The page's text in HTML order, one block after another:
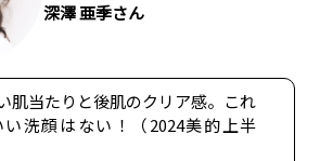
深澤 亜季さん
肌当たりと後肌のクリア感。これ
洗顔はない！（2024美的上半